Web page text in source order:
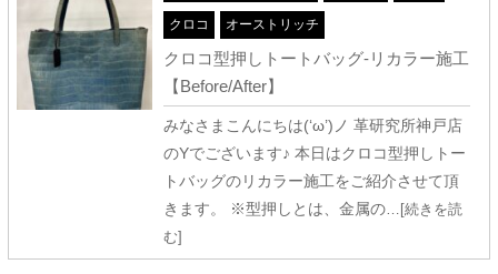
クロコ オーストリッチ
クロコ型押しトートバッグ-リカラー施工
【Before/After】
みなさまこんにちは(‘ω’)ノ 革研究所神戸店
のYでございます♪ 本日はクロコ型押しトー
トバッグのリカラー施工をご紹介させて頂
きます。 ※型押しとは、金属の…[続きを読
む]